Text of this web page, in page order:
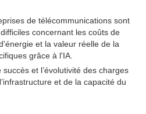
de télécommunications sont
concernant les coûts de
et la valeur réelle de la
grâce à l'IA.
succès et l’évolutivité des charges
et de la capacité du